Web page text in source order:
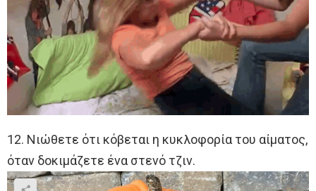
12. Νιώθετε ότι κόβεται η κυκλοφορία του αίματος,
όταν δοκιμάζετε ένα στενό τζιν.